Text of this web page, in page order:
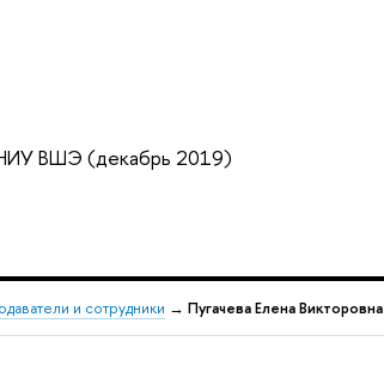
НИУ ВШЭ (декабрь 2019)
и сотрудники → Пугачева Елена Викторовна